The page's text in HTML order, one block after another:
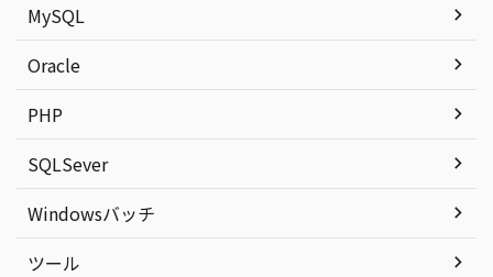
MySQL
Oracle
PHP
SQLSever
Windowsバッチ
ツール